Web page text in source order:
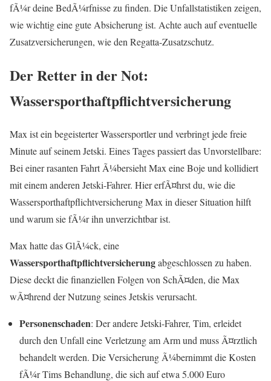
fÃ¼r deine BedÃ¼rfnisse zu finden. Die Unfallstatistiken zeigen,
wie wichtig eine gute Absicherung ist. Achte auch auf eventuelle
Zusatzversicherungen, wie den Regatta-Zusatzschutz.
Der Retter in der Not:
Wassersporthaftpflichtversicherung
Max ist ein begeisterter Wassersportler und verbringt jede freie
Minute auf seinem Jetski. Eines Tages passiert das Unvorstellbare:
Bei einer rasanten Fahrt Ã¼bersieht Max eine Boje und kollidiert
mit einem anderen Jetski-Fahrer. Hier erfÃ¤hrst du, wie die
Wassersporthaftpflichtversicherung Max in dieser Situation hilft
und warum sie fÃ¼r ihn unverzichtbar ist.
Max hatte das GlÃ¼ck, eine
Wassersporthaftpflichtversicherungabgeschlossen zu haben.
Diese deckt die finanziellen Folgen von SchÃ¤den, die Max
wÃ¤hrend der Nutzung seines Jetskis verursacht.
Personenschaden: Der andere Jetski-Fahrer, Tim, erleidet
durch den Unfall eine Verletzung am Arm und muss Ã¤rztlich
behandelt werden. Die Versicherung Ã¼bernimmt die Kosten
fÃ¼r Tims Behandlung, die sich auf etwa 5.000 Euro